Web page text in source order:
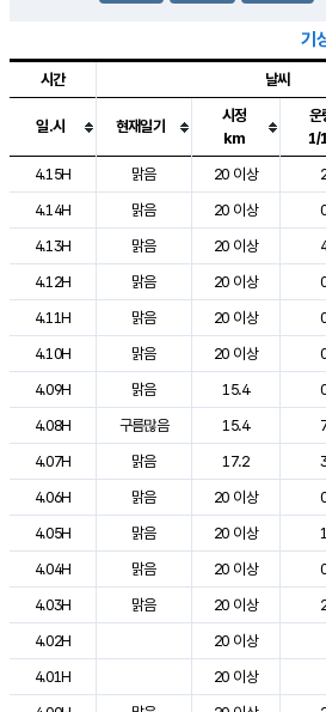
기
도시별 기상실황표로 지점, 날씨, 기온, 강
시간 날씨
일.시 현재일기
시정
km
운
1/
4.15H
맑음 20 이상
4.14H
맑음 20 이상
4.13H
맑음 20 이상
4.12H
맑음 20 이상
4.11H
맑음 20 이상
4.10H
맑음 20 이상
4.09H
맑음 15.4
4.08H
구름많음 15.4
4.07H
맑음 17.2
4.06H
맑음 20 이상
4.05H
맑음 20 이상 1
4.04H
맑음 20 이상
4.03H
맑음 20 이상
4.02H
20 이상
4.01H
20 이상